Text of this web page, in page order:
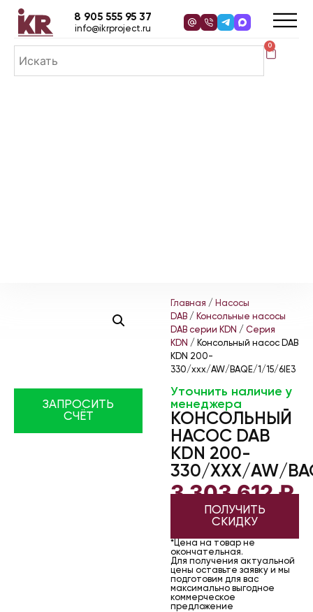
0
8 905 555 95 37
info@ikrproject.ru
ЗАПРОСИТЬ
СЧЁТ
Главная / Насосы
DAB / Консольные насосы
DAB серии KDN / Серия
KDN / Консольный насос DAB
KDN 200-
330/xxx/AW/BAQE/1/15/6IE3
Уточнить наличие у
менеджера
КОНСОЛЬНЫЙ
НАСОС DAB
KDN 200-
330/XXX/AW/
3 303 612₽
ПОЛУЧИТЬ
СКИДКУ
*Цена на товар не
окончательная.
Для получения актуальной
цены оставьте заявку и мы
подготовим для вас
максимально выгодное
коммерческое
предложение